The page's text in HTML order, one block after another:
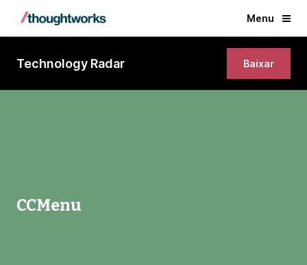
Menu
Technology Radar Baixar
CCMenu